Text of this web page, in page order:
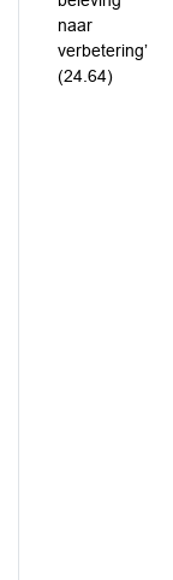
naar
verbetering’
(24.64)